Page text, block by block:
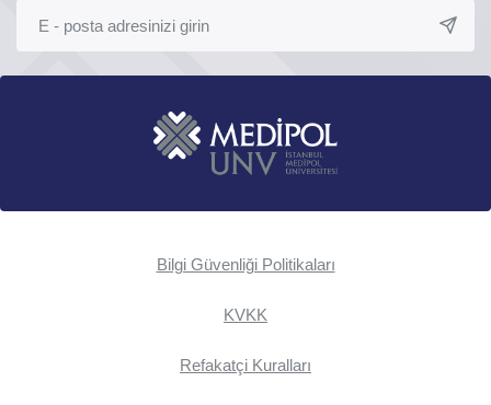
Bilgi Güvenliği Politikaları
KVKK
Refakatçi Kuralları